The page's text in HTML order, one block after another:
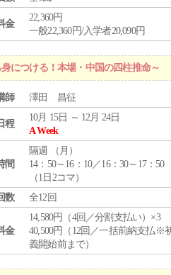
金
22,360円
一般22,360円/入学者20,090円
につける！本場・中国の四柱推命～
師 澤田 昌征
程
10月 15日 ～ 12月 24日
A Week
間
隔週 （ 月 ）
14：50～16：10／16：30～17：50
（1日2コマ）
数
全12回
金
14,580円（4回／分割支払い）×3
40,500円（12回／一括前納支払※
義開始前まで）